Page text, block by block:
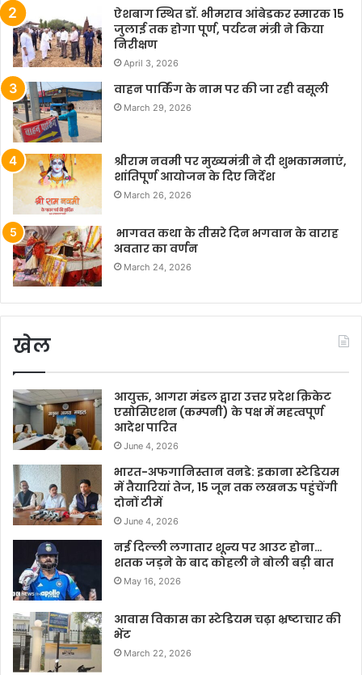
ऐशबाग स्थित डॉ. भीमराव आंबेडकर स्मारक 15
जुलाई तक होगा पूर्ण, पर्यटन मंत्री ने किया
निरीक्षण
April 3, 2026
वाहन पार्किंग के नाम पर की जा रही वसूली
March 29, 2026
श्रीराम नवमी पर मुख्यमंत्री ने दी शुभकामनाएं,
शांतिपूर्ण आयोजन के दिए निर्देश
March 26, 2026
भागवत कथा के तीसरे दिन भगवान के वाराह
अवतार का वर्णन
March 24, 2026
खेल
आयुक्त, आगरा मंडल द्वारा उत्तर प्रदेश क्रिकेट
एसोसिएशन (कम्पनी) के पक्ष में महत्वपूर्ण
आदेश पारित
June 4, 2026
भारत-अफगानिस्तान वनडे: इकाना स्टेडियम
में तैयारियां तेज, 15 जून तक लखनऊ पहुंचेंगी
दोनों टीमें
June 4, 2026
नई दिल्ली लगातार शून्य पर आउट होना…
शतक जड़ने के बाद कोहली ने बोली बड़ी बात
May 16, 2026
आवास विकास का स्टेडियम चढ़ा भ्रष्टाचार की
भेंट
March 22, 2026